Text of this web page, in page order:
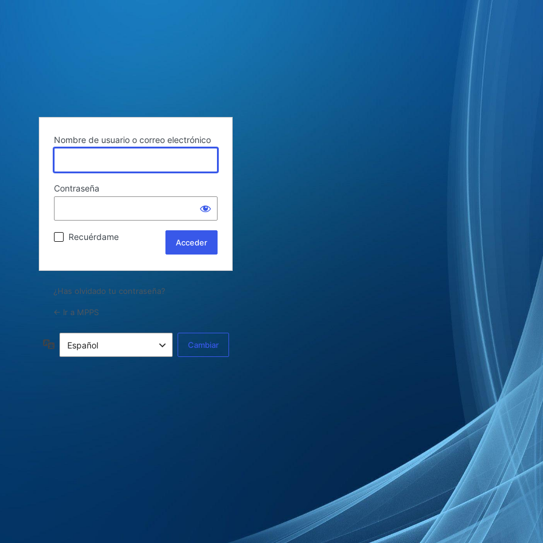
Nombre de usuario o correo electrónico
Contraseña
Recuérdame
¿Has olvidado tu contraseña?
← Ir a MPPS
Idioma